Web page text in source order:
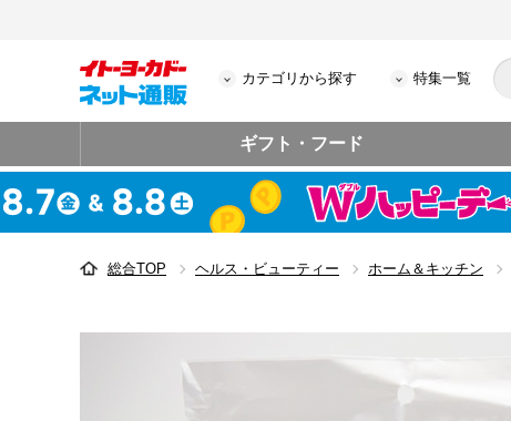
カテゴリから探す 特集一覧
ギフト・フード
総合TOP ヘルス・ビューティー ホーム＆キッチン